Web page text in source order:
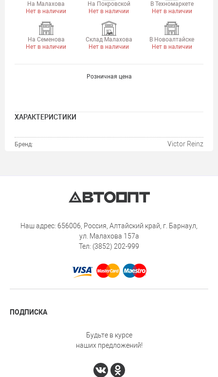
На Малахова
Нет в наличии
На Покровской
Нет в наличии
В Техномаркете
Нет в наличии
На Семенова
Нет в наличии
Склад Малахова
Нет в наличии
В Новоалтайске
Нет в наличии
Розничная цена
ХАРАКТЕРИСТИКИ
Бренд: Victor Reinz
Наш адрес: 656006, Россия, Алтайский край, г. Барнаул,
ул. Малахова 157а
Тел: (3852) 202-999
ПОДПИСКА
Будьте в курсе
наших предложений!